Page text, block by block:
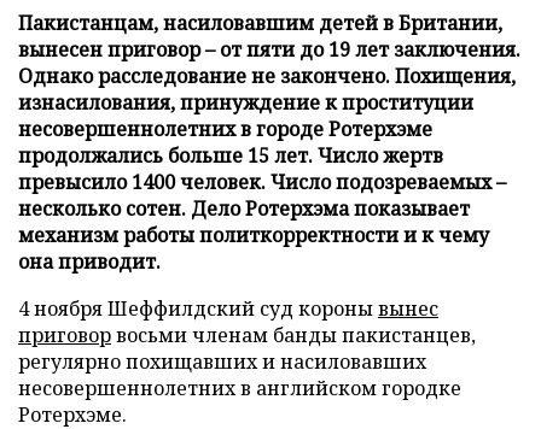
Пакистанцам, насиловавшим детей в Британии,
вынесен приговор – от пяти до 19 лет заключения.
Однако расследование не закончено. Похищения,
изнасилования, принуждение к проституции
несовершеннолетних в городе Ротерхэме
продолжались больше 15 лет. Число жертв
превысило 1400 человек. Число подозреваемых –
несколько сотен. Дело Ротерхэма показывает
механизм работы политкорректности и к чему
она приводит.
4 ноября Шеффилдский суд коронывынес
приговорвосьми членам банды пакистанцев,
регулярно похищавших и насиловавших
несовершеннолетних в английском городке
Ротерхэме.